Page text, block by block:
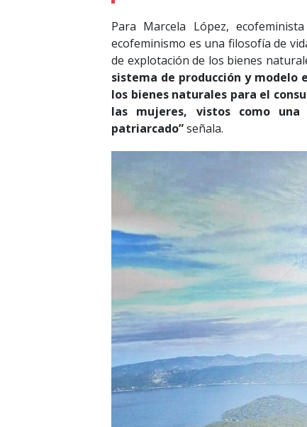
Para Marcela López,
ecofeminismo es una filosofía de
de explotación de los bienes
sistema de producción y modelo
los bienes naturales para el
las mujeres, vistos como
patriarcado”señala.